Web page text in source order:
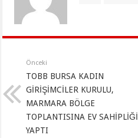
Önceki
TOBB BURSA KADIN
GİRİŞİMCİLER KURULU,
MARMARA BÖLGE
TOPLANTISINA EV SAHİPLİĞİ
YAPTI